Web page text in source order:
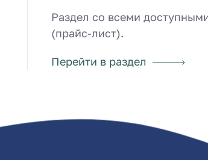
Раздел со всеми
(прайс-лист).
Перейти в раздел